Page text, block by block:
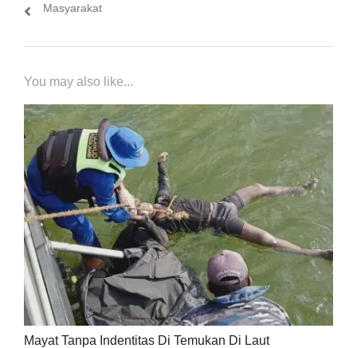
Masyarakat
You may also like...
Mayat Tanpa Indentitas Di Temukan Di Laut